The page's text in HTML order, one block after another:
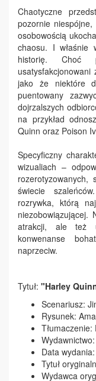
Chaotyczne
pozornie
osobowością
chaosu. I właśnie
historię. Choć
jako że niektóre
puentowany
dojrzalszych
na przykład
Quinn oraz Poison
Specyficzny
wizualiach –
rozerotyzowanych,
świecie
rozrywka, którą
niezobowiązującej.
atrakcji, ale też
konwenanse
naprzeciw.
Tytuł: "Harley
Scenariusz:
Rysunek:
Wydawnictwo:
Data
Tytuł
Wydawca